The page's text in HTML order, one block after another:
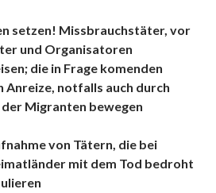
setzen! Missbrauchstäter, vor
und Organisatoren
die in Frage komenden
notfalls auch durch
Migranten bewegen
von Tätern, die bei
mit dem Tod bedroht